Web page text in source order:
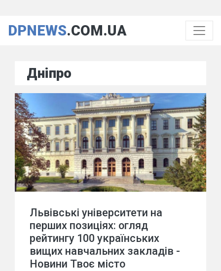
DPNEWS.COM.UA
Дніпро
Львівські університети на
перших позиціях: огляд
рейтингу 100 українських
вищих навчальних закладів -
Новини Твоє місто